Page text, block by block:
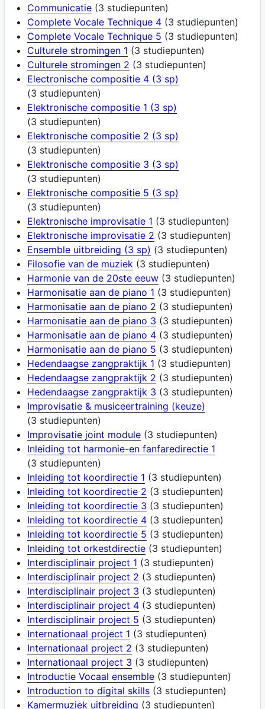
Communicatie(3 studiepunten)
Complete Vocale Technique 4(3 studiepunten)
Complete Vocale Technique 5 (3 studiepunten)
Culturele stromingen 1 (3 studiepunten)
Culturele stromingen 2 (3 studiepunten)
Electronische compositie 4 (3 sp)
(3 studiepunten)
Elektronische compositie 1 (3 sp)
(3 studiepunten)
Elektronische compositie 2 (3 sp)
(3 studiepunten)
Elektronische compositie 3 (3 sp)
(3 studiepunten)
Elektronische compositie 5 (3 sp)
(3 studiepunten)
Elektronische improvisatie 1 (3 studiepunten)
Elektronische improvisatie 2 (3 studiepunten)
Ensemble uitbreiding (3 sp) (3 studiepunten)
Filosofie van de muziek (3 studiepunten)
Harmonie van de 20ste eeuw(3 studiepunten)
Harmonisatie aan de piano 1 (3 studiepunten)
Harmonisatie aan de piano 2 (3 studiepunten)
Harmonisatie aan de piano 3 (3 studiepunten)
Harmonisatie aan de piano 4(3 studiepunten)
Harmonisatie aan de piano 5 (3 studiepunten)
Hedendaagse zangpraktijk 1 (3 studiepunten)
Hedendaagse zangpraktijk 2 (3 studiepunten)
Hedendaagse zangpraktijk 3 (3 studiepunten)
Improvisatie & musiceertraining (keuze)
(3 studiepunten)
Improvisatie joint module(3 studiepunten)
Inleiding tot harmonie-en fanfaredirectie 1
(3 studiepunten)
Inleiding tot koordirectie 1 (3 studiepunten)
Inleiding tot koordirectie 2 (3 studiepunten)
Inleiding tot koordirectie 3 (3 studiepunten)
Inleiding tot koordirectie 4(3 studiepunten)
Inleiding tot koordirectie 5 (3 studiepunten)
Inleiding tot orkestdirectie(3 studiepunten)
Interdisciplinair project 1 (3 studiepunten)
Interdisciplinair project 2 (3 studiepunten)
Interdisciplinair project 3 (3 studiepunten)
Interdisciplinair project 4(3 studiepunten)
Interdisciplinair project 5 (3 studiepunten)
Internationaal project 1 (3 studiepunten)
Internationaal project 2 (3 studiepunten)
Internationaal project 3 (3 studiepunten)
Introductie Vocaal ensemble(3 studiepunten)
Introduction to digital skills(3 studiepunten)
Kamermuziek uitbreiding (3 studiepunten)